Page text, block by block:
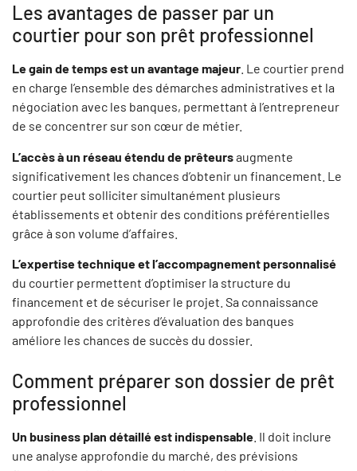
Les avantages de passer par un
courtier pour son prêt professionnel
Le gain de temps est un avantage majeur . Le courtier prend
en charge l’ensemble des démarches administratives et la
négociation avec les banques, permettant à l’entrepreneur
de se concentrer sur son cœur de métier.
L’accès à un réseau étendu de prêteursaugmente
significativement les chances d’obtenir un financement. Le
courtier peut solliciter simultanément plusieurs
établissements et obtenir des conditions préférentielles
grâce à son volume d’affaires.
L’expertise technique et l’accompagnement personnalisé
du courtier permettent d’optimiser la structure du
financement et de sécuriser le projet. Sa connaissance
approfondie des critères d’évaluation des banques
améliore les chances de succès du dossier.
Comment préparer son dossier de prêt
professionnel
Un business plan détaillé est indispensable . Il doit inclure
une analyse approfondie du marché, des prévisions